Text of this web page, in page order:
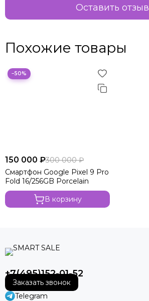
Оставить отзыв
Похожие товары
−50%
150 000 ₽300 000 ₽
Смартфон Google Pixel 9 Pro
Fold 16/256GB Porcelain
В корзину
+7(495)152-01-52
Заказать звонок
Telegram